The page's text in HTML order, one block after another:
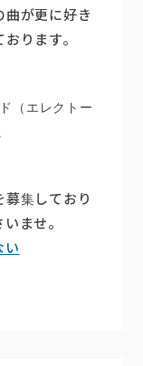
曲が更に好き
ります。
（エレクトー
集しており
ませ。
い